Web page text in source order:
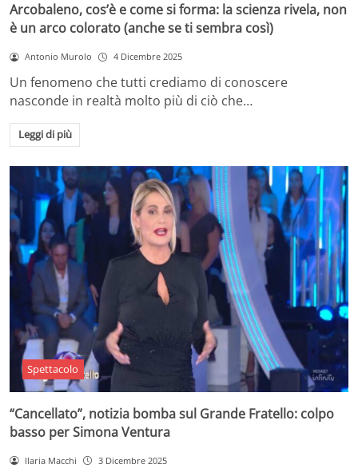
Arcobaleno, cos’è e come si forma: la scienza rivela, non
è un arco colorato (anche se ti sembra così)
Antonio Murolo 4 Dicembre 2025
Un fenomeno che tutti crediamo di conoscere
nasconde in realtà molto più di ciò che…
Leggi di più
Spettacolo
“Cancellato”, notizia bomba sul Grande Fratello: colpo
basso per Simona Ventura
Ilaria Macchi 3 Dicembre 2025